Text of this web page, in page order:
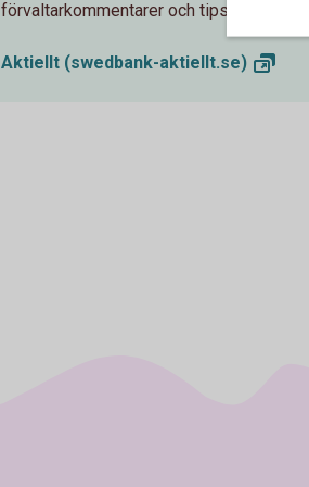
förvaltarkommentarer och tips runt
Aktiellt (swedbank-aktiellt.se)